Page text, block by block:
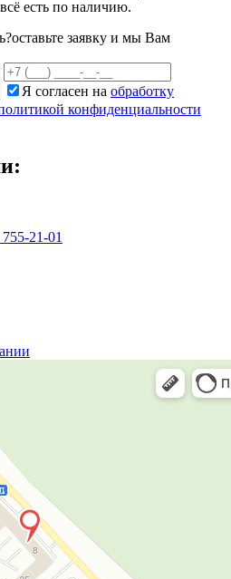
есть по наличию.
оставьте заявку и мы Вам
Я согласен на обработку
конфиденциальности
21-01